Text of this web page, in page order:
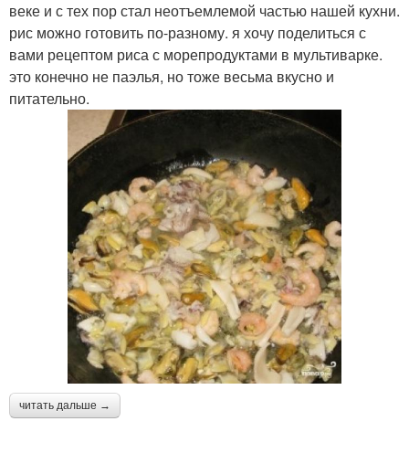
веке и с тех пор стал неотъемлемой частью нашей кухни.
рис можно готовить по-разному. я хочу поделиться с
вами рецептом риса с морепродуктами в мультиварке.
это конечно не паэлья, но тоже весьма вкусно и
питательно.
читать дальше →